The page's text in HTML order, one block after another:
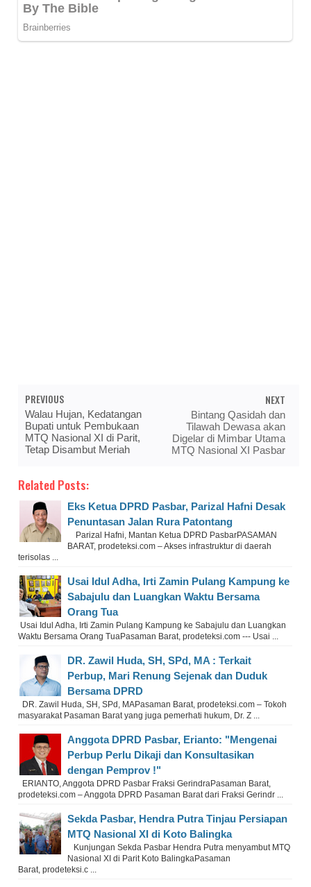
PREVIOUS
Walau Hujan, Kedatangan
Bupati untuk Pembukaan
MTQ Nasional XI di Parit,
Tetap Disambut Meriah
NEXT
Bintang Qasidah dan
Tilawah Dewasa akan
Digelar di Mimbar Utama
MTQ Nasional XI Pasbar
Related Posts:
Eks Ketua DPRD Pasbar, Parizal Hafni Desak
Penuntasan Jalan Rura Patontang
Parizal Hafni, Mantan Ketua DPRD PasbarPASAMAN
BARAT, prodeteksi.com – Akses infrastruktur di daerah
terisolas ...
Usai Idul Adha, Irti Zamin Pulang Kampung ke
Sabajulu dan Luangkan Waktu Bersama
Orang Tua
Usai Idul Adha, Irti Zamin Pulang Kampung ke Sabajulu dan Luangkan
Waktu Bersama Orang TuaPasaman Barat, prodeteksi.com --- Usai ...
DR. Zawil Huda, SH, SPd, MA : Terkait
Perbup, Mari Renung Sejenak dan Duduk
Bersama DPRD
DR. Zawil Huda, SH, SPd, MAPasaman Barat, prodeteksi.com – Tokoh
masyarakat Pasaman Barat yang juga pemerhati hukum, Dr. Z ...
Anggota DPRD Pasbar, Erianto: "Mengenai
Perbup Perlu Dikaji dan Konsultasikan
dengan Pemprov !"
ERIANTO, Anggota DPRD Pasbar Fraksi GerindraPasaman Barat,
prodeteksi.com – Anggota DPRD Pasaman Barat dari Fraksi Gerindr ...
Sekda Pasbar, Hendra Putra Tinjau Persiapan
MTQ Nasional XI di Koto Balingka
Kunjungan Sekda Pasbar Hendra Putra menyambut MTQ
Nasional XI di Parit Koto BalingkaPasaman
Barat, prodeteksi.c ...